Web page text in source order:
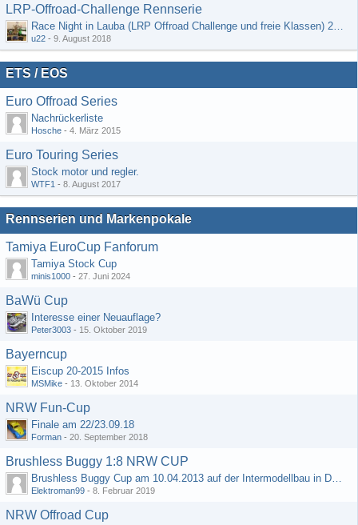
LRP-Offroad-Challenge Rennserie
Race Night in Lauba (LRP Offroad Challenge und freie Klassen) 25/26.08
u22 - 9. August 2018
ETS / EOS
Euro Offroad Series
Nachrückerliste
Hosche - 4. März 2015
Euro Touring Series
Stock motor und regler.
WTF1 - 8. August 2017
Rennserien und Markenpokale
Tamiya EuroCup Fanforum
Tamiya Stock Cup
minis1000 - 27. Juni 2024
BaWü Cup
Interesse einer Neuauflage?
Peter3003 - 15. Oktober 2019
Bayerncup
Eiscup 20-2015 Infos
MSMike - 13. Oktober 2014
NRW Fun-Cup
Finale am 22/23.09.18
Forman - 20. September 2018
Brushless Buggy 1:8 NRW CUP
Brushless Buggy Cup am 10.04.2013 auf der Intermodellbau in Dortmund
Elektroman99 - 8. Februar 2019
NRW Offroad Cup